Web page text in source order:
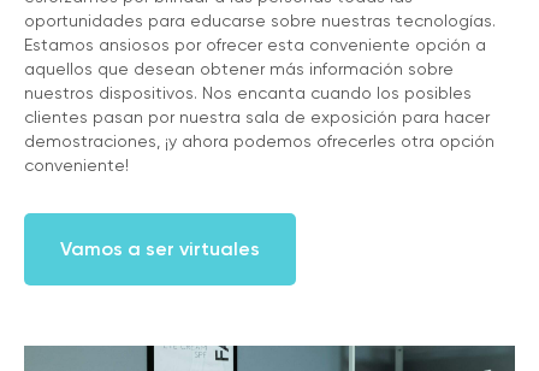
oportunidades para educarse sobre nuestras tecnologías.
Estamos ansiosos por ofrecer esta conveniente opción a
aquellos que desean obtener más información sobre
nuestros dispositivos. Nos encanta cuando los posibles
clientes pasan por nuestra sala de exposición para hacer
demostraciones, ¡y ahora podemos ofrecerles otra opción
conveniente!
Vamos a ser virtuales